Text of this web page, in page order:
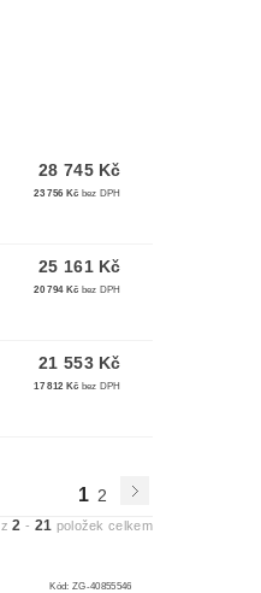
28 745 Kč
23 756 Kč bez DPH
25 161 Kč
20 794 Kč bez DPH
21 553 Kč
17 812 Kč bez DPH
1 2
z2 - 21 položek celkem
Kód: ZG-40855546